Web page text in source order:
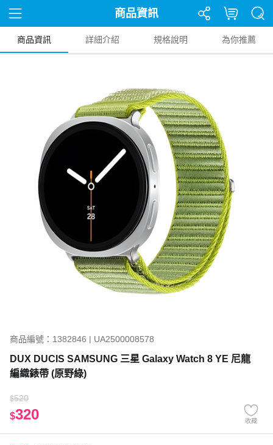
商品資訊
商品資訊 詳細介紹 規格說明 為你推薦
商品編號：1382846 | UA2500008578
DUX DUCIS SAMSUNG 三星 Galaxy Watch 8 YE 尼龍
編織錶帶 (原野綠)
$520
$320 收藏